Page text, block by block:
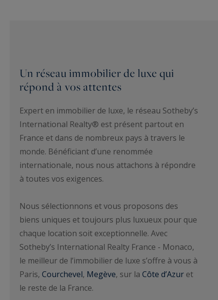
Un réseau immobilier de luxe qui
répond à vos attentes
Expert en immobilier de luxe, le réseau Sotheby’s
International Realty® est présent partout en
France et dans de nombreux pays à travers le
monde. Bénéficiant d’une renommée
internationale, nous nous attachons à répondre
à toutes vos exigences.
Nous sélectionnons et vous proposons des
biens uniques et toujours plus luxueux pour que
chaque location soit exceptionnelle. Avec
Sotheby’s International Realty France - Monaco,
le meilleur de l’immobilier de luxe s’offre à vous à
Paris, Courchevel, Megève, sur la Côte d’Azur et
le reste de la France.